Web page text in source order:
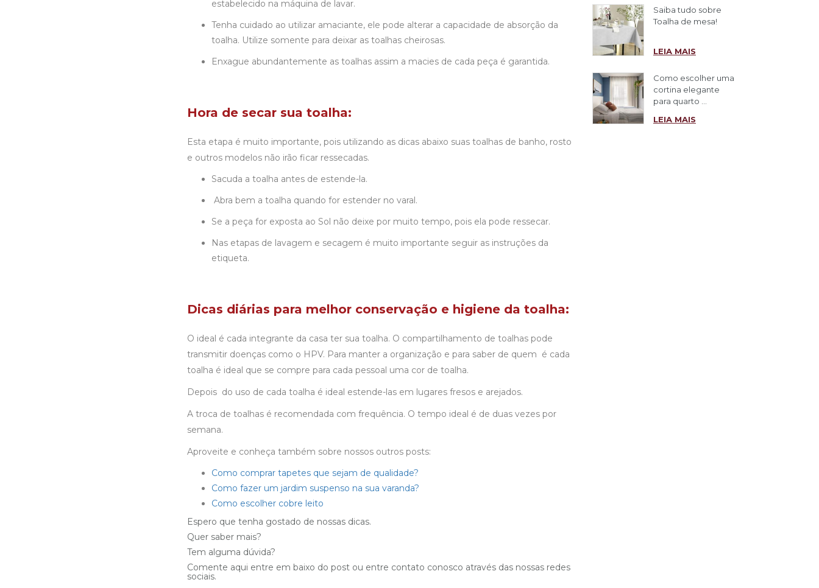
estabelecido na máquina de lavar.
Tenha cuidado ao utilizar amaciante, ele pode alterar a capacidade de absorção da
toalha. Utilize somente para deixar as toalhas cheirosas.
Enxague abundantemente as toalhas assim a macies de cada peça é garantida.
Hora de secar sua toalha:
Esta etapa é muito importante, pois utilizando as dicas abaixo suas toalhas de banho, rosto
e outros modelos não irão ficar ressecadas.
Sacuda a toalha antes de estende-la.
Abra bem a toalha quando for estender no varal.
Se a peça for exposta ao Sol não deixe por muito tempo, pois ela pode ressecar.
Nas etapas de lavagem e secagem é muito importante seguir as instruções da
etiqueta.
Dicas diárias para melhor conservação e higiene da toalha:
O ideal é cada integrante da casa ter sua toalha. O compartilhamento de toalhas pode
transmitir doenças como o HPV. Para manter a organização e para saber de quem é cada
toalha é ideal que se compre para cada pessoal uma cor de toalha.
Depois do uso de cada toalha é ideal estende-las em lugares fresos e arejados.
A troca de toalhas é recomendada com frequência. O tempo ideal é de duas vezes por
semana.
Aproveite e conheça também sobre nossos outros posts:
Como comprar tapetes que sejam de qualidade?
Como fazer um jardim suspenso na sua varanda?
Como escolher cobre leito
Espero que tenha gostado de nossas dicas.
Quer saber mais?
Tem alguma dúvida?
Comente aqui entre em baixo do post ou entre contato conosco através das nossas redes
sociais.
Saiba tudo sobre
Toalha de mesa!
LEIA MAIS
Como escolher uma
cortina elegante
para quarto ...
LEIA MAIS